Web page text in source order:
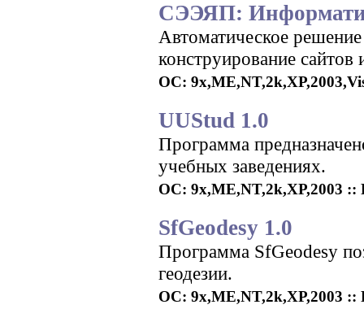
СЭЭЯП:
Автоматическое
конструирование
ОС:
UUStud 1.0
Программа
учебных заведениях.
ОС: 9x,ME,NT,2k,XP,2003 ::
SfGeodesy 1.0
Программа SfGeodesy
геодезии.
ОС: 9x,ME,NT,2k,XP,2003 ::